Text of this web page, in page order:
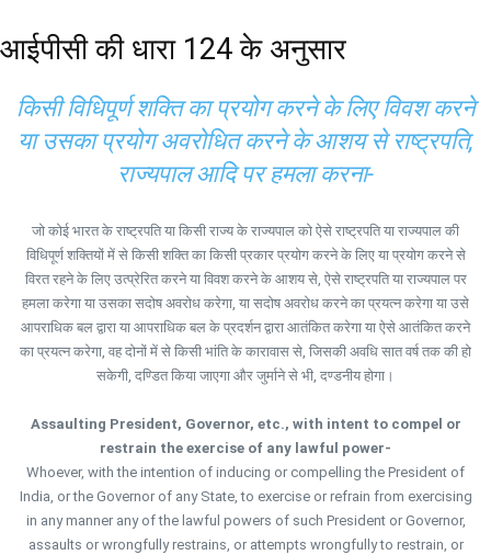
आईपीसी की धारा 124 के अनुसार
किसी विधिपूर्ण शक्ति का प्रयोग करने के लिए विवश करने
या उसका प्रयोग अवरोधित करने के आशय से राष्ट्रपति,
राज्यपाल आदि पर हमला करना-
जो कोई भारत के राष्ट्रपति या किसी राज्य के राज्यपाल को ऐसे राष्ट्रपति या राज्यपाल की
विधिपूर्ण शक्तियों में से किसी शक्ति का किसी प्रकार प्रयोग करने के लिए या प्रयोग करने से
विरत रहने के लिए उत्प्रेरित करने या विवश करने के आशय से, ऐसे राष्ट्रपति या राज्यपाल पर
हमला करेगा या उसका सदोष अवरोध करेगा, या सदोष अवरोध करने का प्रयत्न करेगा या उसे
आपराधिक बल द्वारा या आपराधिक बल के प्रदर्शन द्वारा आतंकित करेगा या ऐसे आतंकित करने
का प्रयत्न करेगा, वह दोनों में से किसी भांति के कारावास से, जिसकी अवधि सात वर्ष तक की हो
सकेगी, दण्डित किया जाएगा और जुर्माने से भी, दण्डनीय होगा।
Assaulting President, Governor, etc., with intent to compel or
restrain the exercise of any lawful power-
Whoever, with the intention of inducing or compelling the President of
India, or the Governor of any State, to exercise or refrain from exercising
in any manner any of the lawful powers of such President or Governor,
assaults or wrongfully restrains, or attempts wrongfully to restrain, or